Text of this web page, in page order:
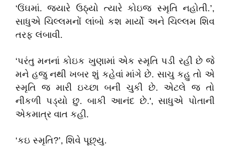
‘ઉંઘમાં. જ્યારે ઉઠ્યો ત્યારે કોઇજ સ્મૃતિ નહોતી.’,
સાધુએ ચિલ્લમનોં લાંબો કશ માર્યો અને ચિલ્લમ શિવ
તરફ લંબાવી.
‘પરંતુ મનનાં કોઇક ખુણામાં એક સ્મૃતિ પડી રહી છે જે
મને હજુ નથી ખબર શું કહેવાં માંગે છે. સાચુ કહુ તો એ
સ્મૃતિ જ મારી ઇચ્છા બની ચુકી છે. એટલે જ તો
નીકળી પડ્યો છુ. બાકી આનંદ છે.', સાધુએ પોતાની
એકમાત્ર વાત કહી.
‘કઇ સ્મૃતિ?’, શિવે પૂછ્યુ.